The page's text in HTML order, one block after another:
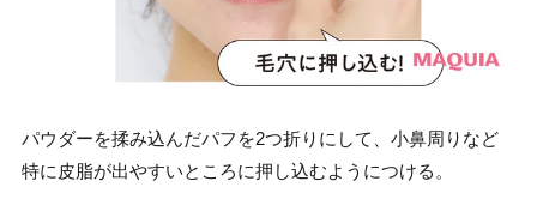
パウダーを揉み込んだパフを2つ折りにして、小鼻周りなど
特に皮脂が出やすいところに押し込むようにつける。